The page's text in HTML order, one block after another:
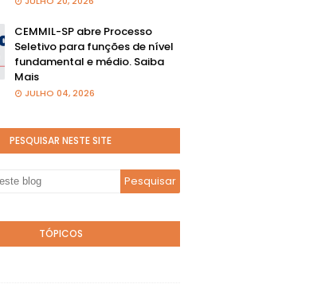
CEMMIL-SP abre Processo
Seletivo para funções de nível
fundamental e médio. Saiba
Mais
JULHO 04, 2026
PESQUISAR NESTE SITE
TÓPICOS